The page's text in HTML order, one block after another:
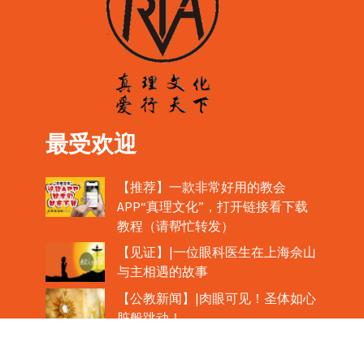
最受欢迎
【推荐】一款非常好用的教会
APP“真理文化”，打开链接看下载
教程（请帮忙转发）
【见证】|一位眼科医生在上海佘山
与主相遇的故事
【公教新闻】|肉眼可见！圣体如心
脏般跳动！